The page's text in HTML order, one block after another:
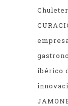
ibérico